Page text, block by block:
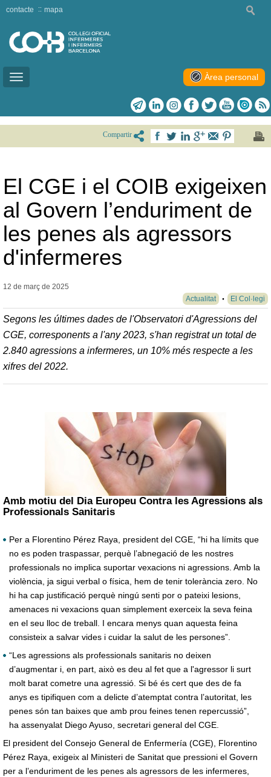
Toggle
contacte mapa
Àrea personal
Compartir
El CGE i el COIB exigeixen
al Govern l’enduriment de
les penes als agressors
d'infermeres
12 de març de 2025
Actualitat
El Col·legi
Segons les últimes dades de l'Observatori d'Agressions del
CGE, corresponents a l'any 2023, s'han registrat un total de
2.840 agressions a infermeres, un 10% més respecte a les
xifres del 2022.
Amb motiu del Dia Europeu Contra les Agressions als
Professionals Sanitaris
Per a Florentino Pérez Raya, president del CGE, “hi ha límits que
no es poden traspassar, perquè l’abnegació de les nostres
professionals no implica suportar vexacions ni agressions. Amb la
violència, ja sigui verbal o física, hem de tenir tolerància zero. No
hi ha cap justificació perquè ningú senti por o pateixi lesions,
amenaces ni vexacions quan simplement exerceix la seva feina
en el seu lloc de treball. I encara menys quan aquesta feina
consisteix a salvar vides i cuidar la salut de les persones”.
“Les agressions als professionals sanitaris no deixen
d’augmentar i, en part, això es deu al fet que a l'agressor li surt
molt barat cometre una agressió. Si bé és cert que des de fa
anys es tipifiquen com a delicte d’atemptat contra l’autoritat, les
penes són tan baixes que amb prou feines tenen repercussió”,
ha assenyalat Diego Ayuso, secretari general del CGE.
El president del Consejo General de Enfermería (CGE), Florentino
Pérez Raya, exigeix al Ministeri de Sanitat que pressioni el Govern
per a l’enduriment de les penes als agressors de les infermeres,